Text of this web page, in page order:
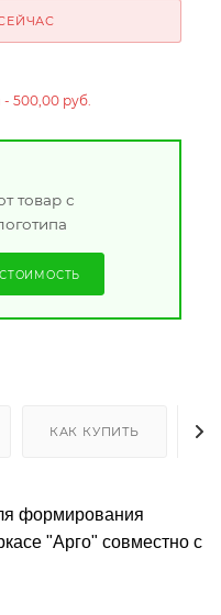
500,00 руб.
товар с
КАК КУПИТЬ
формирования
"Арго" совместно с